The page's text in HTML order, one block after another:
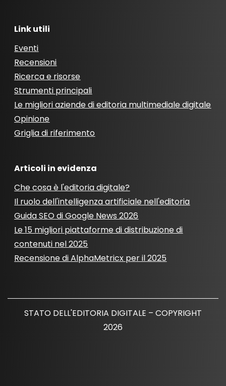
Link utili
Eventi
Recensioni
Ricerca e risorse
Strumenti principali
Le migliori aziende di editoria multimediale digitale
Opinione
Griglia di riferimento
Articoli in evidenza
Che cosa è l'editoria digitale?
Il ruolo dell'intelligenza artificiale nell'editoria
Guida SEO di Google News 2026
Le 15 migliori piattaforme di distribuzione di
contenuti nel 2025
Recensione di AlphaMetricx per il 2025
STATO DELL'EDITORIA DIGITALE – COPYRIGHT
2026